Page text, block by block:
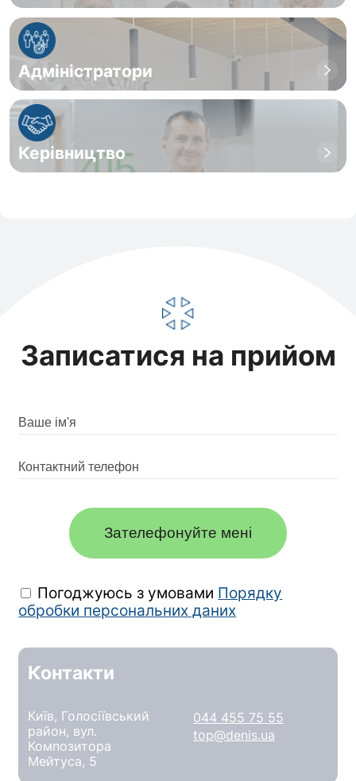
Адміністратори
Керівництво
Записатися на прийом
Зателефонуйте мені
Погоджуюсь з умовами Порядку
обробки персональних даних
Контакти
Київ, Голосіївський
район, вул.
Композитора
Мейтуса, 5
044 455 75 55
top@denis.ua